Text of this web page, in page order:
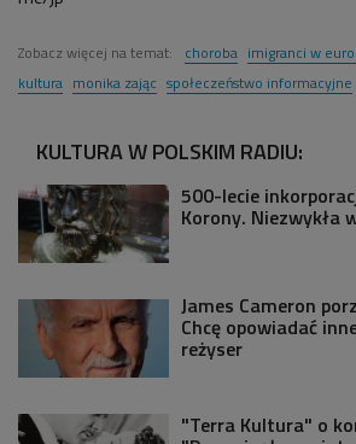
Zobacz więcej na temat: choroba imigranci w
kultura monika zając społeczeństwo informacyjne
KULTURA W POLSKIM RADIU:
500-lecie
Korony. Niezwykła
James Cameron
Chcę opowiadać
reżyser
"Terra Kultura" o